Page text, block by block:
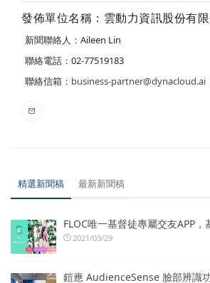
發佈單位名稱：雲動力資訊股份有
新聞聯絡人：Aileen Lin
聯絡電話：02-77519183
聯絡信箱： business-partner@dynacloud.ai
精選新聞稿 最新新聞稿
FLOC唯一基督徒專屬交友APP
2021/03/29
鎧應 AudienceSense 臉部辨識